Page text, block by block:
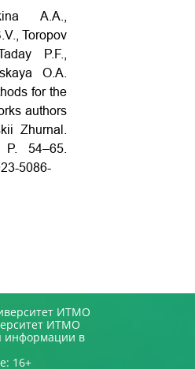
A.A.,
Toropov
P.F.,
O.A.
for the
authors
Zhurnal.
54–65.
5086-
ИТМО
ИТМО
информации в
16+